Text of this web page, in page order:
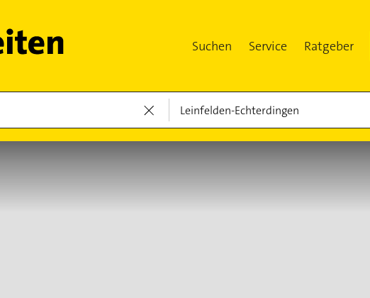
Suchen Service Ratgeber